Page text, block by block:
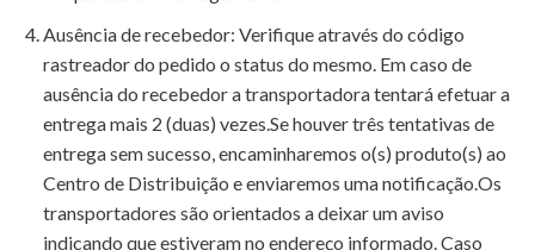
Ausência de recebedor: Verifique através do código
rastreador do pedido o status do mesmo. Em caso de
ausência do recebedor a transportadora tentará efetuar a
entrega mais 2 (duas) vezes.Se houver três tentativas de
entrega sem sucesso, encaminharemos o(s) produto(s) ao
Centro de Distribuição e enviaremos uma notificação.Os
transportadores são orientados a deixar um aviso
indicando que estiveram no endereço informado. Caso